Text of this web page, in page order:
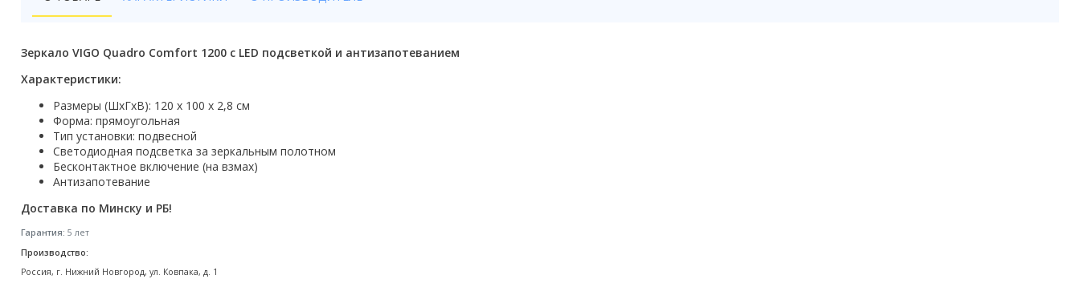
Кухонные мойки
Трапы
Радиаторы отопления
Котлы отопления
Аксессуары для ванной
Люки
Зеркало VIGO Quadro Comfort 1200 с LED подсветкой и антизапотеванием
Характеристики:
Размеры (ШхГхВ): 120 x 100 x 2,8 см
Форма: прямоугольная
Тип установки: подвесной
Светодиодная подсветка за зеркальным полотном
Бесконтактное включение (на взмах)
Антизапотевание
Доставка по Минску и РБ!
Гарантия: 5 лет
Производство:
Россия, г. Нижний Новгород, ул. Ковпака, д. 1